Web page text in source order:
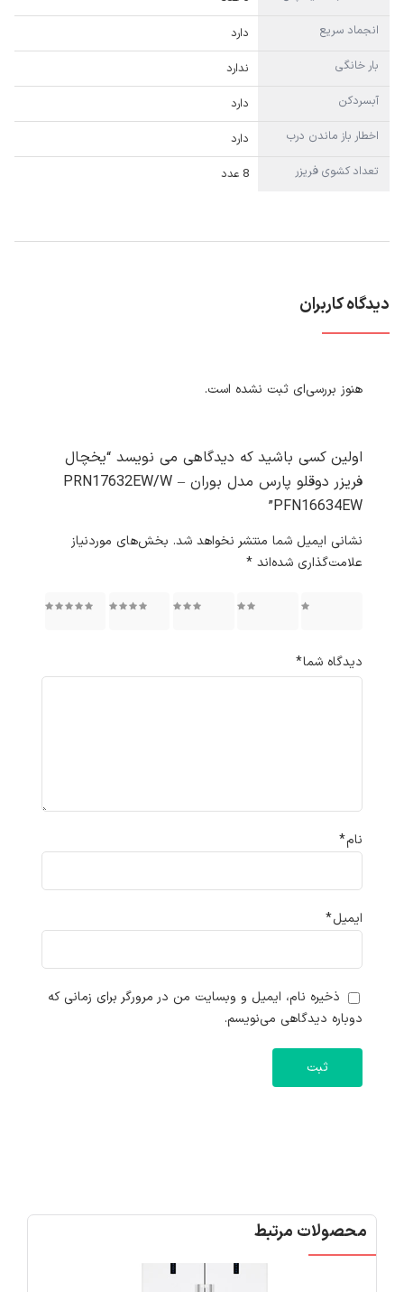
انجماد سریع
دارد
بار خانگی
ندارد
آبسردکن
دارد
اخطار باز ماندن درب
دارد
تعداد کشوی فریزر
8 عدد
دیدگاه کاربران
هنوز بررسی‌ای ثبت نشده است.
اولین کسی باشید که دیدگاهی می نویسد “یخچال
فریزر دوقلو پارس مدل بوران PRN17632EW/W –
PFN16634EW”
نشانی ایمیل شما منتشر نخواهد شد. بخش‌های موردنیاز
علامت‌گذاری شده‌اند *
۳ از ۵ ۴ از ۵ ۵ از ۵
دیدگاه شما*
نام*
ایمیل*
ذخیره نام، ایمیل و وبسایت من در مرورگر برای زمانی که
دوباره دیدگاهی می‌نویسم.
محصولات مرتبط